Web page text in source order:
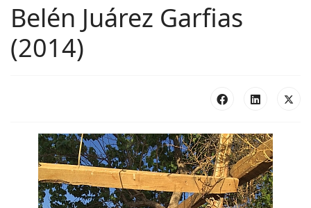
Belén Juárez Garfias
(2014)